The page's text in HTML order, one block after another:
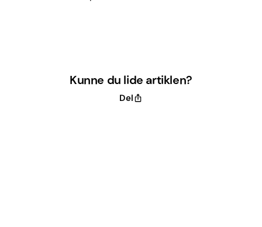
Kunne du lide artiklen?
Del